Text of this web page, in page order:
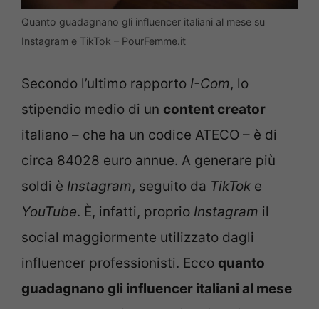
Quanto guadagnano gli influencer italiani al mese su
Instagram e TikTok – PourFemme.it
Secondo l’ultimo rapporto I-Com, lo
stipendio medio di un content creator
italiano – che ha un codice ATECO – è di
circa 84028 euro annue. A generare più
soldi è Instagram, seguito da TikTok e
YouTube. È, infatti, proprio Instagram il
social maggiormente utilizzato dagli
influencer professionisti. Ecco quanto
guadagnano gli influencer italiani al mese